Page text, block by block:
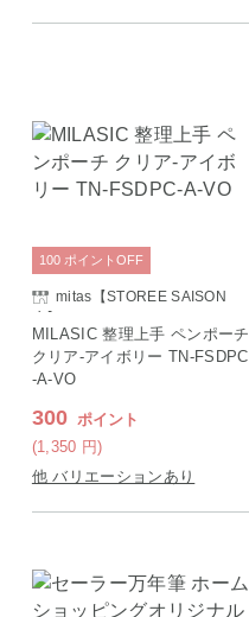
mitas【STOREE SAISON
店】
MILASIC 整理上手 ペンポーチ
クリア-アイボリー TN-FSDPC
-A-VO
300 ポイント
(1,350 円)
100 ポイント OFF
他 バリエーションあり